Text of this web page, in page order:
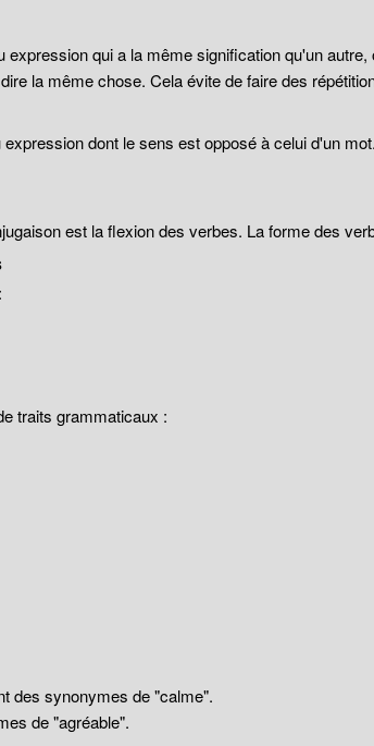
qui a la même signification qu'un
la même chose. Cela évite de faire des
dont le sens est opposé à celui d'un
est la flexion des verbes. La forme des
traits grammaticaux :
des synonymes de "calme".
de "agréable".